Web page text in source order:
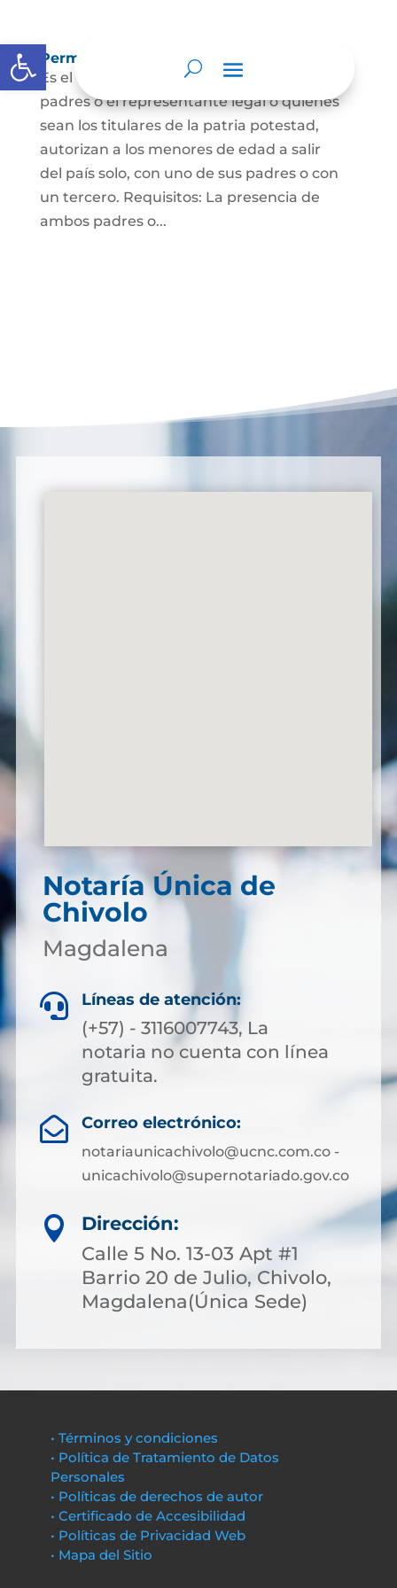
Abrir barra de herramientas
Permisos de salida de país temporal
Es el documento mediante el cual los
padres o el representante legal o quienes
sean los titulares de la patria potestad,
autorizan a los menores de edad a salir
del país solo, con uno de sus padres o con
un tercero. Requisitos: La presencia de
ambos padres o...
Notaría Única de
Chivolo
Magdalena
 Líneas de atención:
(+57) - 3116007743, La
notaria no cuenta con línea
gratuita.
 Correo electrónico:
notariaunicachivolo@ucnc.com.co -
unicachivolo@supernotariado.gov.co

Dirección:
Calle 5 No. 13-03 Apt #1
Barrio 20 de Julio, Chivolo,
Magdalena(Única Sede)
• Términos y condiciones
• Política de Tratamiento de Datos
Personales
• Políticas de derechos de autor
• Certificado de Accesibilidad
• Políticas de Privacidad Web
• Mapa del Sitio